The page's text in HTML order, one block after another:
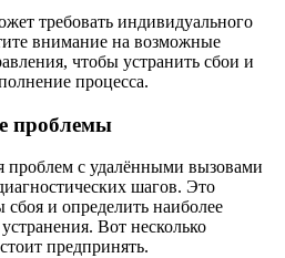
требовать индивидуального
внимание на возможные
чтобы устранить сбои и
процесса.
проблемы
проблем с удалёнными вызовами
шагов. Это
и определить наиболее
Вот несколько
предпринять.